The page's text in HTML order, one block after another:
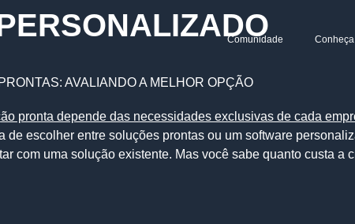
Comunidade
AVALIANDO A MELHOR OPÇÃO
de escolher entre soluções prontas ou um software
com uma solução existente. Mas você sabe quanto custa a